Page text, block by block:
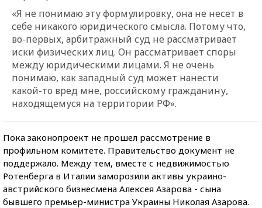
«Я не понимаю эту формулировку, она не несет в
себе никакого юридического смысла. Потому что,
во-первых, арбитражный суд не рассматривает
иски физических лиц. Он рассматривает споры
между юридическими лицами. Я не очень
понимаю, как западный суд может нанести
какой-то вред мне, российскому гражданину,
находящемуся на территории РФ».
Пока законопроект не прошел рассмотрение в
профильном комитете. Правительство документ не
поддержало. Между тем, вместе с недвижимостью
Ротенберга в Италии заморозили активы украино-
австрийского бизнесмена Алексея Азарова - сына
бывшего премьер-министра Украины Николая Азарова.